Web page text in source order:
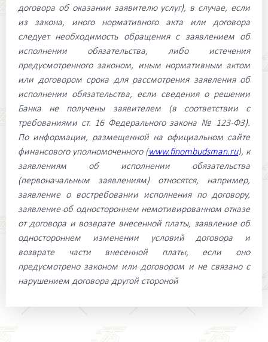
договора об оказании заявителю услуг), в случае, если
из закона, иного нормативного акта или договора
следует необходимость обращения с заявлением об
исполнении обязательства, либо истечения
предусмотренного законом, иным нормативным актом
или договором срока для рассмотрения заявления об
исполнении обязательства, если сведения о решении
Банка не получены заявителем (в соответствии с
требованиями ст. 16 Федерального закона № 123-ФЗ).
По информации, размещенной на официальном сайте
финансового уполномоченного (www.finombudsman.ru), к
заявлениям об исполнении обязательства
(первоначальным заявлениям) относятся, например,
заявление о востребовании исполнения по договору,
заявление об одностороннем немотивированном отказе
от договора и возврате внесенной платы, заявление об
одностороннем изменении условий договора и
возврате части внесенной платы, если оно
предусмотрено законом или договором и не связано с
нарушением договора другой стороной